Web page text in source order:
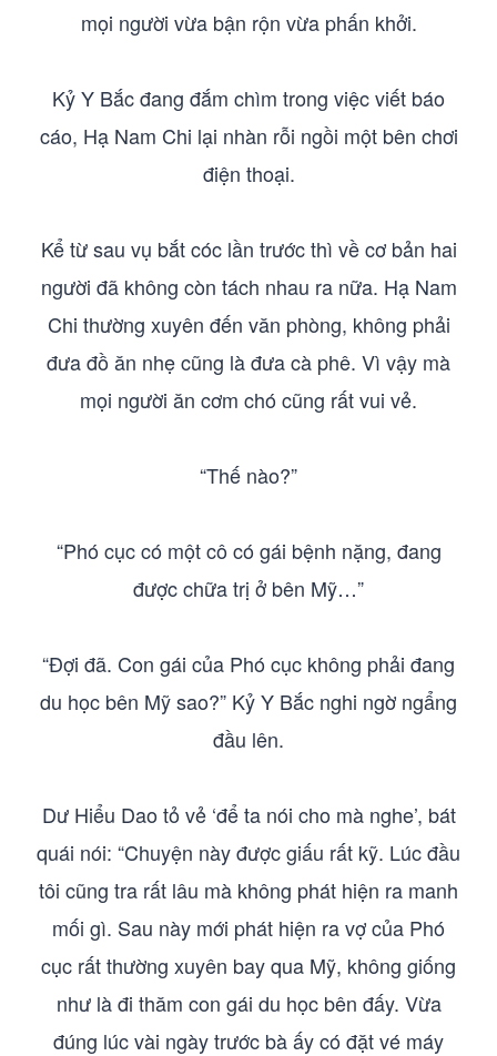
mọi người vừa bận rộn vừa phấn khởi.
Kỷ Y Bắc đang đắm chìm trong việc viết báo
cáo, Hạ Nam Chi lại nhàn rỗi ngồi một bên chơi
điện thoại.
Kể từ sau vụ bắt cóc lần trước thì về cơ bản hai
người đã không còn tách nhau ra nữa. Hạ Nam
Chi thường xuyên đến văn phòng, không phải
đưa đồ ăn nhẹ cũng là đưa cà phê. Vì vậy mà
mọi người ăn cơm chó cũng rất vui vẻ.
“Thế nào?”
“Phó cục có một cô có gái bệnh nặng, đang
được chữa trị ở bên Mỹ…”
“Đợi đã. Con gái của Phó cục không phải đang
du học bên Mỹ sao?” Kỷ Y Bắc nghi ngờ ngẩng
đầu lên.
Dư Hiểu Dao tỏ vẻ ‘để ta nói cho mà nghe’, bát
quái nói: “Chuyện này được giấu rất kỹ. Lúc đầu
tôi cũng tra rất lâu mà không phát hiện ra manh
mối gì. Sau này mới phát hiện ra vợ của Phó
cục rất thường xuyên bay qua Mỹ, không giống
như là đi thăm con gái du học bên đấy. Vừa
đúng lúc vài ngày trước bà ấy có đặt vé máy